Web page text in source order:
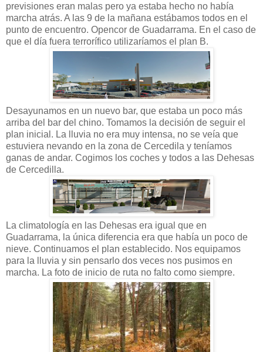
previsiones eran malas pero ya estaba hecho no había
marcha atrás. A las 9 de la mañana estábamos todos en el
punto de encuentro. Opencor de Guadarrama. En el caso de
que el día fuera terrorífico utilizaríamos el plan B.
Desayunamos en un nuevo bar, que estaba un poco más
arriba del bar del chino. Tomamos la decisión de seguir el
plan inicial. La lluvia no era muy intensa, no se veía que
estuviera nevando en la zona de Cercedila y teníamos
ganas de andar. Cogimos los coches y todos a las Dehesas
de Cercedilla.
La climatología en las Dehesas era igual que en
Guadarrama, la única diferencia era que había un poco de
nieve. Continuamos el plan establecido. Nos equipamos
para la lluvia y sin pensarlo dos veces nos pusimos en
marcha. La foto de inicio de ruta no falto como siempre.